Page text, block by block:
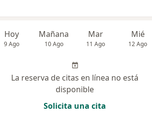
Hoy
9 Ago
Mañana
10 Ago
Mar
11 Ago
Mié
12 Ago
La reserva de citas en línea no está
disponible
Solicita una cita